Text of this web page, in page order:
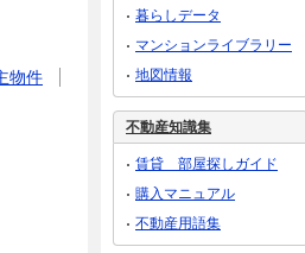
物件
暮らしデータ
マンションライブラリー
地図情報
不動産知識集
賃貸 部屋探しガイド
購入マニュアル
不動産用語集